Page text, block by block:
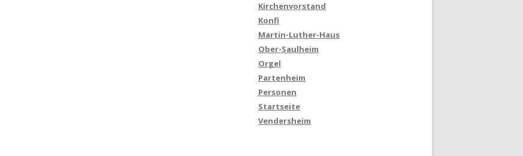
Kirchenvorstand
Konfi
Martin-Luther-Haus
Ober-Saulheim
Orgel
Partenheim
Personen
Startseite
Vendersheim